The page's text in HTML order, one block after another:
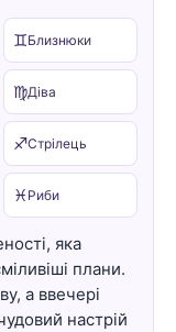
♊Близнюки
♍Діва
♐Стрілець
♓ Риби
яка
плани.
а ввечері
настрій